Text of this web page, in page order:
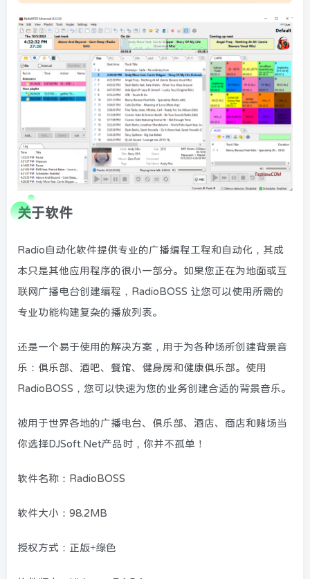
关于软件
Radio自动化软件提供专业的广播编程工程和自动化，其成
本只是其他应用程序的很小一部分。如果您正在为地面或互
联网广播电台创建编程，RadioBOSS 让您可以使用所需的
专业功能构建复杂的播放列表。
还是一个易于使用的解决方案，用于为各种场所创建背景音
乐：俱乐部、酒吧、餐馆、健身房和健康俱乐部。使用
RadioBOSS，您可以快速为您的业务创建合适的背景音乐。
被用于世界各地的广播电台、俱乐部、酒店、商店和赌场当
你选择DJSoft.Net产品时，你并不孤单！
软件名称：RadioBOSS
软件大小：98.2MB
授权方式：正版+绿色